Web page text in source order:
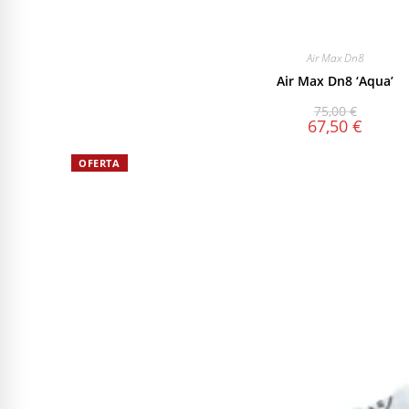
Air Max Dn8
Air Max Dn8 ‘Aqua’
75,00€
67,50 €
OFERTA